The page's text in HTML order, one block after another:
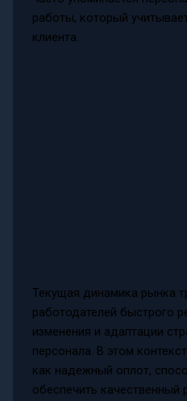
работы, который
клиента.
Текущая динамика рынка
работодателей быстрого
изменения и адаптации
персонала. В этом
как надежный оплот,
обеспечить качественный